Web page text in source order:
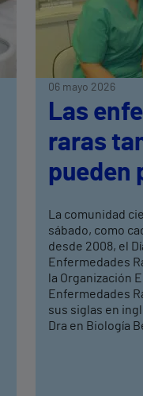
06 mayo 2026
Las
raras
pueden
La comunidad
sábado, como
desde 2008, el
Enfermedades
la Organización
Enfermedades
sus siglas en
Dra en Biología